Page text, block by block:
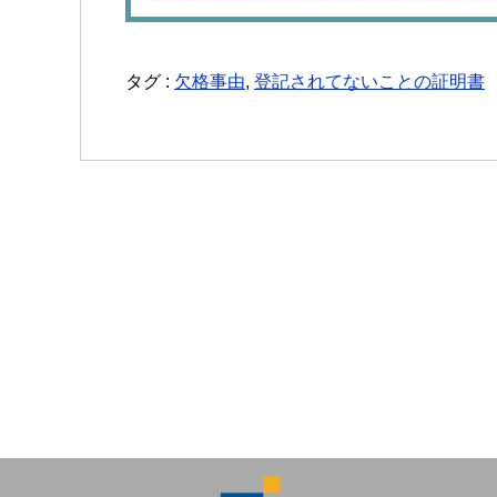
タグ : 欠格事由, 登記されてないことの証明書